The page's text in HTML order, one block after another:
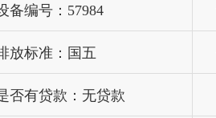
备编号：57984
放标准：国五
否有贷款：无贷款